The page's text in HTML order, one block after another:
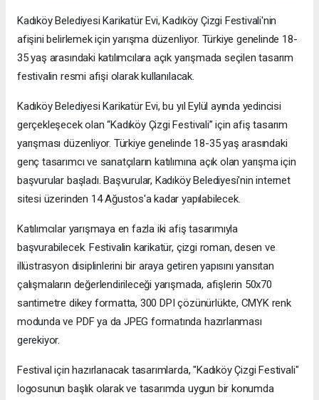
Kadıköy Belediyesi Karikatür Evi, Kadıköy Çizgi Festivali'nin
afişini belirlemek için yarışma düzenliyor. Türkiye genelinde 18-
35 yaş arasındaki katılımcılara açık yarışmada seçilen tasarım
festivalin resmi afişi olarak kullanılacak.
Kadıköy Belediyesi Karikatür Evi, bu yıl Eylül ayında yedincisi
gerçekleşecek olan “Kadıköy Çizgi Festivali” için afiş tasarım
yarışması düzenliyor. Türkiye genelinde 18-35 yaş arasındaki
genç tasarımcı ve sanatçıların katılımına açık olan yarışma için
başvurular başladı. Başvurular, Kadıköy Belediyesi'nin internet
sitesi üzerinden 14 Ağustos'a kadar yapılabilecek.
Katılımcılar yarışmaya en fazla iki afiş tasarımıyla
başvurabilecek. Festivalin karikatür, çizgi roman, desen ve
illüstrasyon disiplinlerini bir araya getiren yapısını yansıtan
çalışmaların değerlendirileceği yarışmada, afişlerin 50x70
santimetre dikey formatta, 300 DPI çözünürlükte, CMYK renk
modunda ve PDF ya da JPEG formatında hazırlanması
gerekiyor.
Festival için hazırlanacak tasarımlarda, "Kadıköy Çizgi Festivali"
logosunun başlık olarak ve tasarımda uygun bir konumda